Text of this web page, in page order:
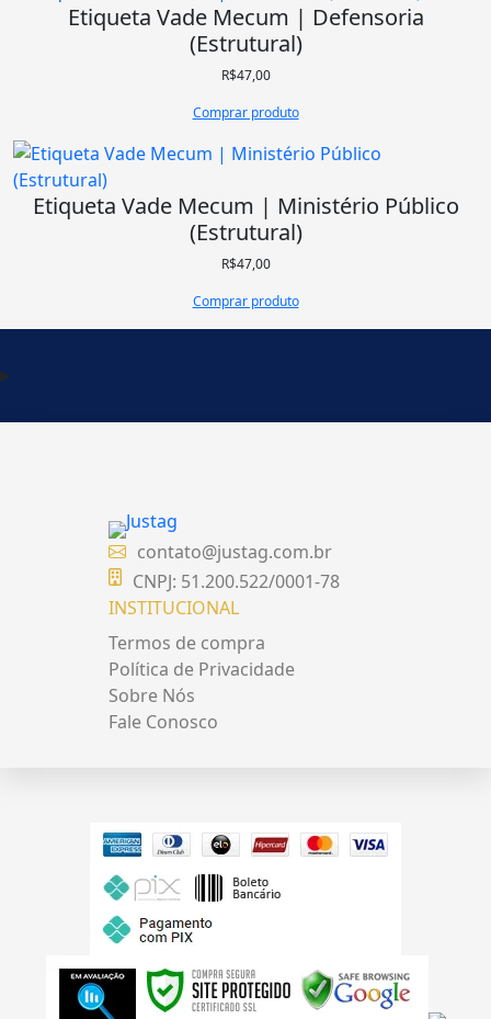
Etiqueta Vade Mecum | Defensoria
(Estrutural)
R$47,00
Comprar produto
Etiqueta Vade Mecum | Ministério Público
(Estrutural)
R$47,00
Comprar produto
contato@justag.com.br
CNPJ: 51.200.522/0001-78
INSTITUCIONAL
Termos de compra
Política de Privacidade
Sobre Nós
Fale Conosco